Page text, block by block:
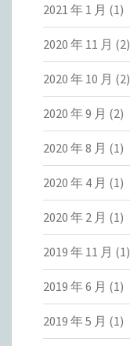
2021 年 1 月 (1)
2020 年 11 月 (2)
2020 年 10 月 (2)
2020 年 9 月 (2)
2020 年 8 月 (1)
2020 年 4 月 (1)
2020 年 2 月 (1)
2019 年 11 月 (1)
2019 年 6 月 (1)
2019 年 5 月 (1)